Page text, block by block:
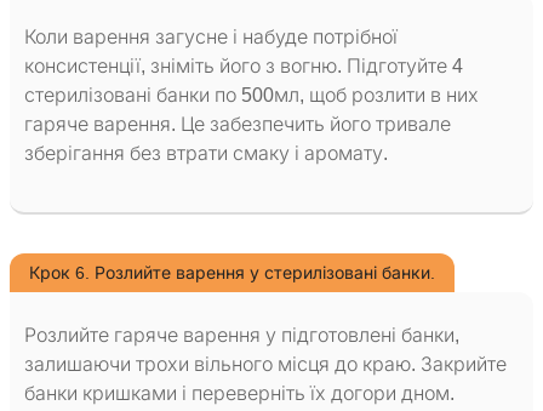
Коли варення загусне і набуде потрібної
консистенції, зніміть його з вогню. Підготуйте 4
стерилізовані банки по 500мл, щоб розлити в них
гаряче варення. Це забезпечить його тривале
зберігання без втрати смаку і аромату.
Крок 6. Розлийте варення у стерилізовані банки.
Розлийте гаряче варення у підготовлені банки,
залишаючи трохи вільного місця до краю. Закрийте
банки кришками і переверніть їх догори дном.